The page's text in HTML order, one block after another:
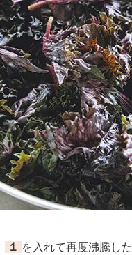
１ を入れて再度沸騰し